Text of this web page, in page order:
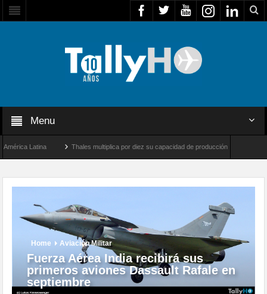
Menu
Latina Thales multiplica por diez su capacidad de producción de radares en
Home Aviación Militar
Fuerza Aérea India recibirá sus
primeros aviones Dassault Rafale en
septiembre